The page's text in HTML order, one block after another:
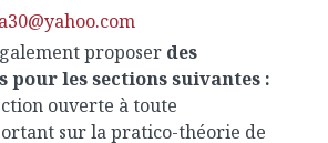
proposerdes
les sections suivantes :
ouverte à toute
sur la pratico-théorie de